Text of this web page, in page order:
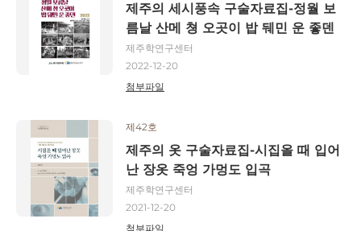
제주의 세시풍속 구술자료집-정월 보
름날 산메 쳥 오곳이 밥 뒈민 운 좋덴
제주학연구센터
2022-12-20
첨부파일
제42호
제주의 옷 구술자료집-시집올 때 입어
난 장옷 죽엉 가멍도 입곡
제주학연구센터
2021-12-20
첨부파일